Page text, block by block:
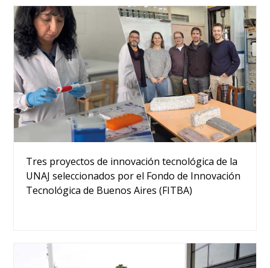
Tres proyectos de innovación tecnológica de la
UNAJ seleccionados por el Fondo de Innovación
Tecnológica de Buenos Aires (FITBA)